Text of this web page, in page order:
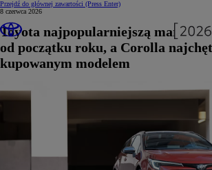
Przejdź do głównej zawartości (Press Enter)
8 czerwca 2026
Toyota najpopularniejszą marką
od początku roku, a Corolla
kupowanym modelem